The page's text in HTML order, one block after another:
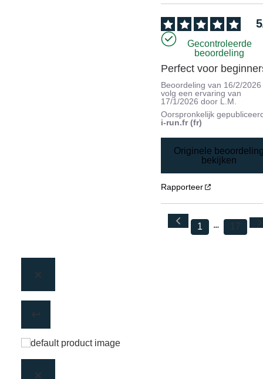
5
Gecontroleerde
beoordeling
Perfect voor
Beoordeling van 16/2/2026
volg een ervaring van
17/1/2026 door L.M.
Oorspronkelijk
i-run.fr (fr)
Originele
bekijken
Rapporteer
1 17